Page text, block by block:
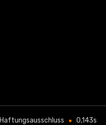
Haftungsausschluss 0,143s